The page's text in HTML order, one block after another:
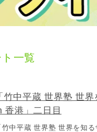
一覧
竹中平蔵 世界塾 世
香港」二日目
竹中平蔵 世界塾 世界を知